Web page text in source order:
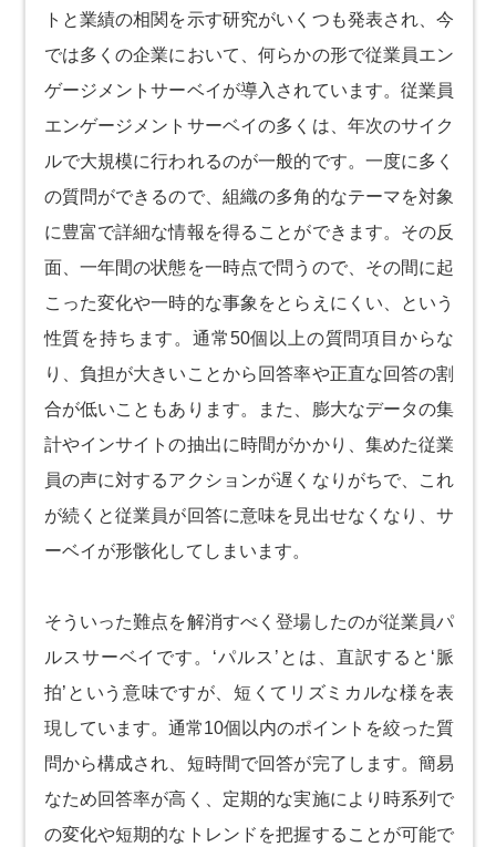
トと業績の相関を示す研究がいくつも発表され、今
では多くの企業において、何らかの形で従業員エン
ゲージメントサーベイが導入されています。従業員
エンゲージメントサーベイの多くは、年次のサイク
ルで大規模に行われるのが一般的です。一度に多く
の質問ができるので、組織の多角的なテーマを対象
に豊富で詳細な情報を得ることができます。その反
面、一年間の状態を一時点で問うので、その間に起
こった変化や一時的な事象をとらえにくい、という
性質を持ちます。通常50個以上の質問項目からな
り、負担が大きいことから回答率や正直な回答の割
合が低いこともあります。また、膨大なデータの集
計やインサイトの抽出に時間がかかり、集めた従業
員の声に対するアクションが遅くなりがちで、これ
が続くと従業員が回答に意味を見出せなくなり、サ
ーベイが形骸化してしまいます。
そういった難点を解消すべく登場したのが従業員パ
ルスサーベイです。‘パルス’とは、直訳すると‘脈
拍’という意味ですが、短くてリズミカルな様を表
現しています。通常10個以内のポイントを絞った質
問から構成され、短時間で回答が完了します。簡易
なため回答率が高く、定期的な実施により時系列で
の変化や短期的なトレンドを把握することが可能で